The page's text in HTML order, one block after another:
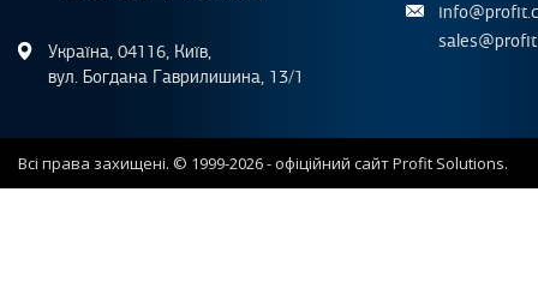
Україна, 04116, Київ,
вул. Богдана Гаврилишина, 13/1
Всі права захищені. © 1999-2026 - офіційний сайт Profit Solutions.